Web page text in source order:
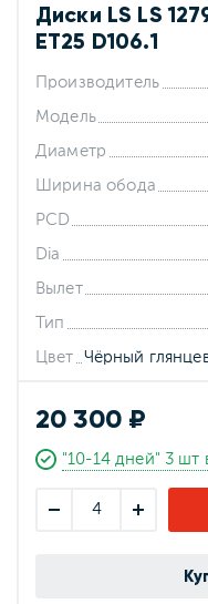
Диски LS LS
ET25 D106.1
Производитель
Модель
Диаметр
Ширина обода
PCD
Dia
Вылет
Тип
Цвет Чёрный
20 300 ₽
"10-14 дней" 3 шт